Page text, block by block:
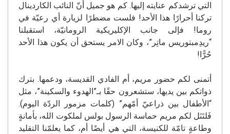
التي ترشدكم عنايته إليها. كم هو جميل أنّ النائب الكاردينال
تركنا أحرارًا هذا الأحد! فلست مضطرًا لزيارة أي رعيّة في
روما! فإلى جانب الإكليريكية الرومانيّة، استقبلنا
“ريدِمبتوريس ماتِر”، وكان الامر يستحق أن يكون هذا الأحد
حُرًّا!
أتمنى لكم حضور مريم، أم الفادي القديسة، ودعمها. بترك
ذواتكم بين يديها، ستشعرون حقًا بـ”الهدوء والسكينة”، مثل
“الأطفال بين ذراعيّ أمّهم” (كلمات مزمور الردّة اليوم).
فَلتَنَل لكم مريم حماسة الرسول بولس لملكوت الله، بأمانةٍ
وطاعةٍ تامّة للكنيسة، التي هي أيضًا أم، كما يعلمّنا التقليد